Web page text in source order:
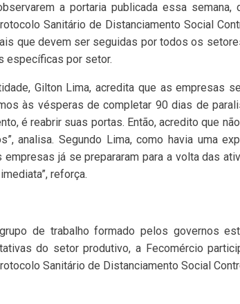
a portaria publicada essa semana,
Sanitário de Distanciamento Social
que devem ser seguidas por todos os
específicas por setor.
Gilton Lima, acredita que as empresas
às vésperas de completar 90 dias de
é reabrir suas portas. Então, acredito que
analisa. Segundo Lima, como havia uma
empresas já se prepararam para a volta das
reforça.
de trabalho formado pelos governos
do setor produtivo, a Fecomércio
Sanitário de Distanciamento Social